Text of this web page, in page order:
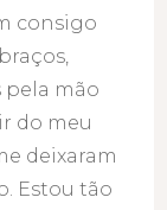
consigo
pela mão
do meu
deixaram
Estou tão